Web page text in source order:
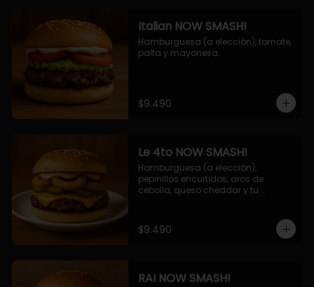
Italian NOW SMASH!
Hamburguesa (a elección), tomate,
palta y mayonesa.
$9.490
Le 4to NOW SMASH!
Hamburguesa (a elección),
pepinillos encurtidos, aros de
cebolla, queso cheddar y tu
$9.490
RAI NOW SMASH!